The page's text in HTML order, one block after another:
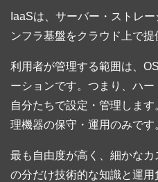
IaaSは、サーバー・ストレ
ンフラ基盤をクラウド上で提
利用者が管理する範囲は、
ーションです。つまり、ハ
自分たちで設定・管理しま
理機器の保守・運用のみです
最も自由度が高く、細かな
の分だけ技術的な知識と運用